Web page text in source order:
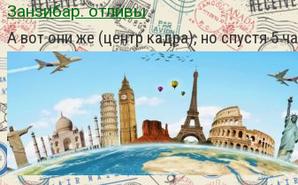
Занзибар. отливы
А вот они же (центр кадра), но спустя 5